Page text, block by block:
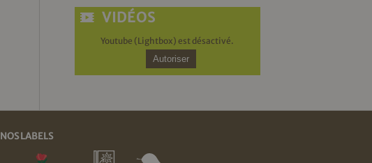
VIDÉOS
Youtube (Lightbox) est désactivé.
Autoriser
NOS LABELS